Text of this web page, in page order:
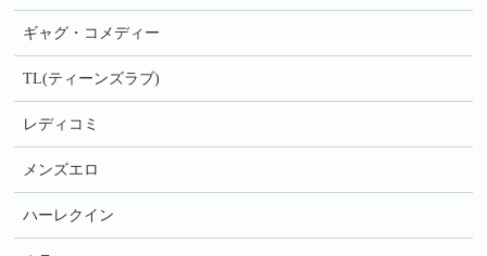
ギャグ・コメディー
TL(ティーンズラブ)
レディコミ
メンズエロ
ハーレクイン